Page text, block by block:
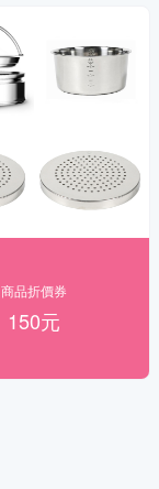
商品折價券
150元